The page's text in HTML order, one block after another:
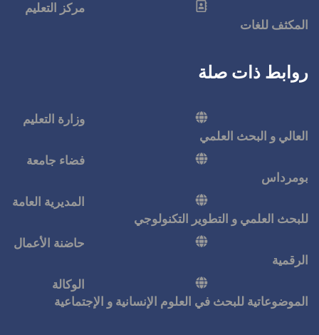
مركز التعليم
وزارة التعليم
فضاء جامعة
المديرية العامة
حاضنة الأعمال
الوكالة
الإنسانية و الإجتماعية